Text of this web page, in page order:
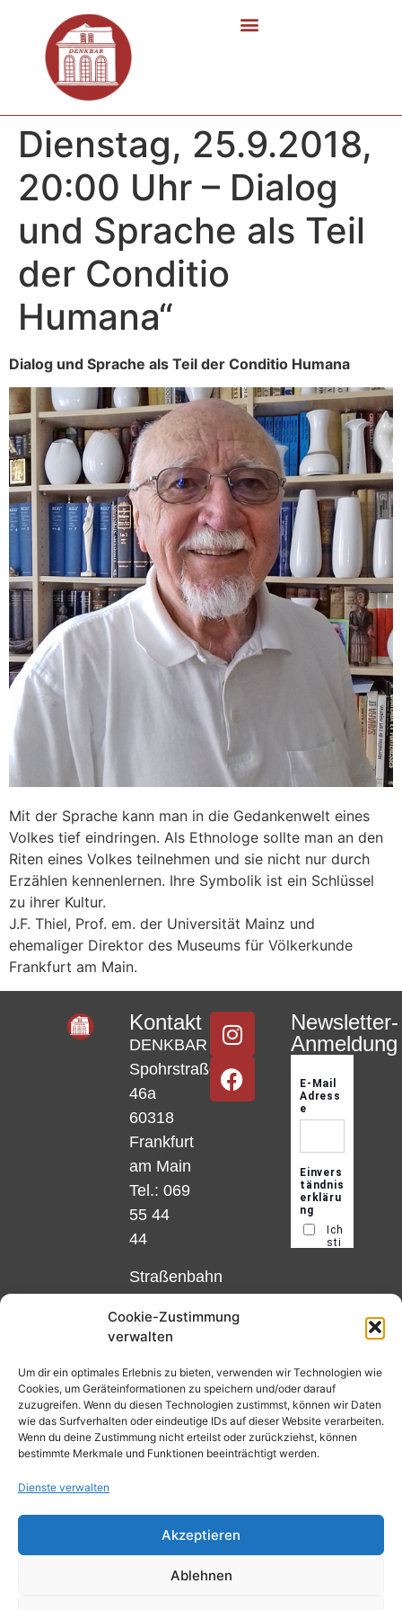
Cookie-Zustimmung
verwalten
Um dir ein optimales Erlebnis zu bieten, verwenden wir Technologien wie
Cookies, um Geräteinformationen zu speichern und/oder darauf
zuzugreifen. Wenn du diesen Technologien zustimmst, können wir Daten
wie das Surfverhalten oder eindeutige IDs auf dieser Website verarbeiten.
Wenn du deine Zustimmung nicht erteilst oder zurückziehst, können
bestimmte Merkmale und Funktionen beeinträchtigt werden.
Dienste verwalten
Akzeptieren
Ablehnen
Dienstag, 25.9.2018,
20:00 Uhr – Dialog
und Sprache als Teil
der Conditio
Humana“
Dialog und Sprache als Teil der Conditio Humana
Mit der Sprache kann man in die Gedankenwelt eines
Volkes tief eindringen. Als Ethnologe sollte man an den
Riten eines Volkes teilnehmen und sie nicht nur durch
Erzählen kennenlernen. Ihre Symbolik ist ein Schlüssel
zu ihrer Kultur.
J.F. Thiel, Prof. em. der Universität Mainz und
ehemaliger Direktor des Museums für Völkerkunde
Frankfurt am Main.
Kontakt
DENKBAR
Spohrstraße
46a
60318
Frankfurt
am Main
Tel.: 069
55 44
44
Straßenbahn
und 12,
Matthias-
Beltz-
Platz
oder
Haltestelle
Nibelungenplatz/FH
Newsletter-
Anmeldung